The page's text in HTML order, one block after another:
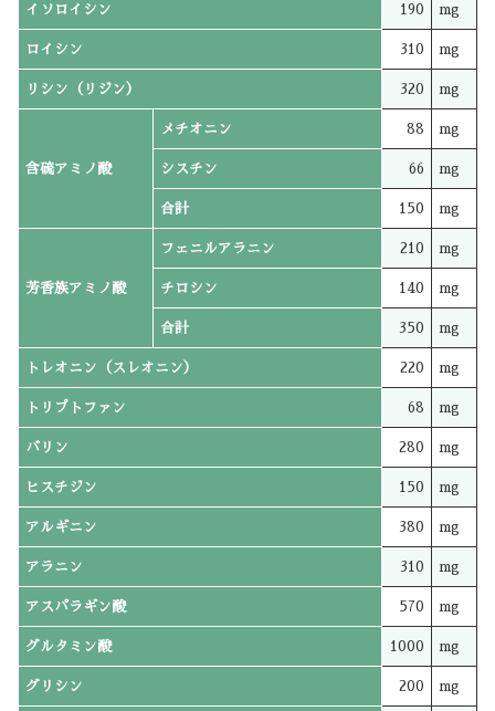
イソロイシン 190 mg
ロイシン 310 mg
リシン（リジン） 320 mg
含硫アミノ酸
メチオニン 88 mg
シスチン 66 mg
合計 150 mg
芳香族アミノ酸
フェニルアラニン 210 mg
チロシン 140 mg
合計 350 mg
トレオニン（スレオニン） 220 mg
トリプトファン 68 mg
バリン 280 mg
ヒスチジン 150 mg
アルギニン 380 mg
アラニン 310 mg
アスパラギン酸 570 mg
グルタミン酸 1000 mg
グリシン 200 mg